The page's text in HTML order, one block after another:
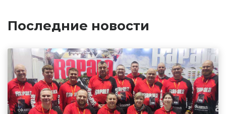
Последние новости